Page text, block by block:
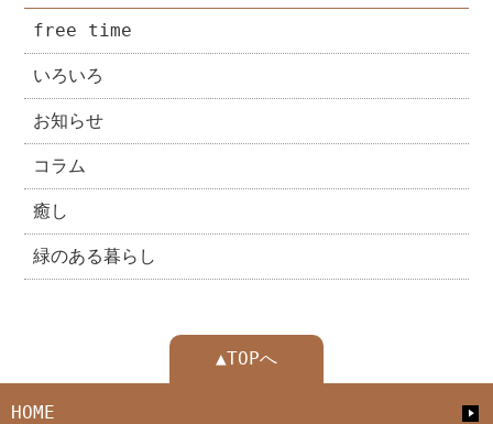
free time
いろいろ
お知らせ
コラム
癒し
緑のある暮らし
▲TOPへ
HOME